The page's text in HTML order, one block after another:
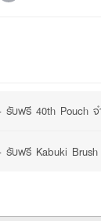
บฟรี 40th Pouch
บฟรี Kabuki